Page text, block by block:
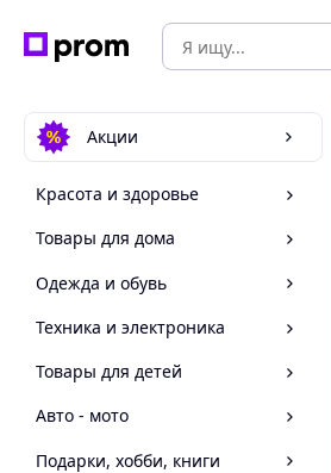
Акции
Красота и здоровье
Товары для дома
Одежда и обувь
Техника и электроника
Товары для детей
Авто - мото
Подарки, хобби, книги